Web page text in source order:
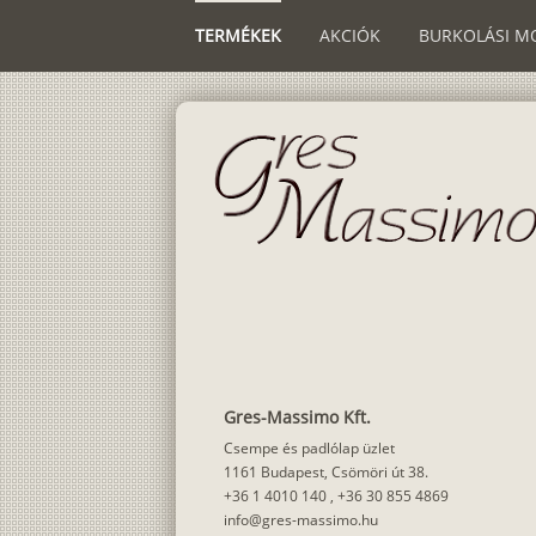
TERMÉKEK AKCIÓK BURKOLÁSI
Gres-Massimo Kft.
Csempe és padlólap üzlet
1161 Budapest, Csömöri út 38.
+36 1 4010 140 , +36 30 855 4869
info@gres-massimo.hu